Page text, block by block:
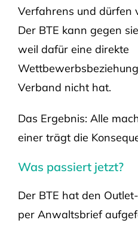
Verfahrens und dürfen
Der BTE kann gegen
weil dafür eine direkte
Verband nicht hat.
Das Ergebnis: Alle
einer trägt die
Was passiert jetzt?
Der BTE hat den
per Anwaltsbrief